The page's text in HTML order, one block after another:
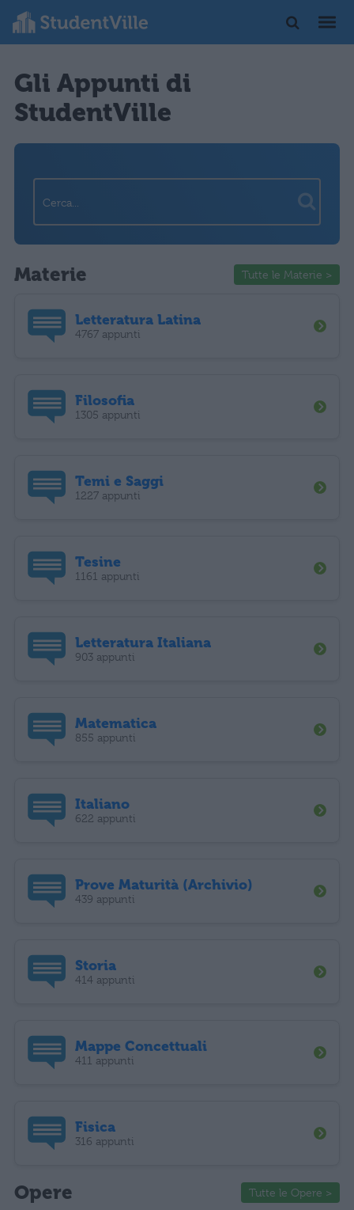
Gli Appunti di
StudentVille
Materie Tutte le Materie >
Letteratura Latina
4767 appunti
Filosofia
1305 appunti
Temi e Saggi
1227 appunti
Tesine
1161 appunti
Letteratura Italiana
903 appunti
Matematica
855 appunti
Italiano
622 appunti
Prove Maturità (Archivio)
439 appunti
Storia
414 appunti
Mappe Concettuali
411 appunti
Fisica
316 appunti
Opere Tutte le Opere >